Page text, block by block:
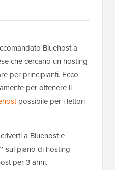
Bluehost a
che cercano un hosting
per principianti. Ecco
per ottenere il
possibile per i lettori
a Bluehost e
sul piano di hosting
per 3 anni.